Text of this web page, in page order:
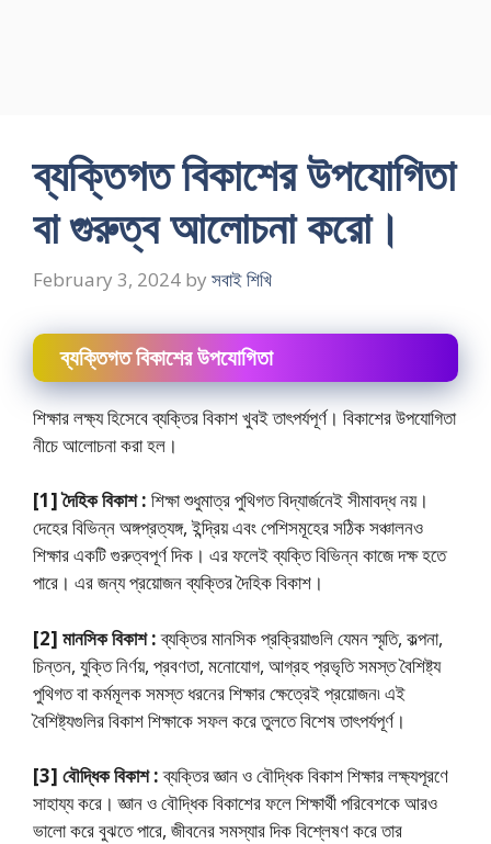
ব্যক্তিগত বিকাশের উপযােগিতা
বা গুরুত্ব আলােচনা করাে।
February 3, 2024 by সবাই শিখি
ব্যক্তিগত বিকাশের উপযােগিতা
শিক্ষার লক্ষ্য হিসেবে ব্যক্তির বিকাশ খুবই তাৎপর্যপূর্ণ। বিকাশের উপযােগিতা
নীচে আলােচনা করা হল।
[1] দৈহিক বিকাশ : শিক্ষা শুধুমাত্র পুথিগত বিদ্যার্জনেই সীমাবদ্ধ নয়।
দেহের বিভিন্ন অঙ্গপ্রত্যঙ্গ, ইন্দ্রিয় এবং পেশিসমূহের সঠিক সঞ্চালনও
শিক্ষার একটি গুরুত্বপূর্ণ দিক। এর ফলেই ব্যক্তি বিভিন্ন কাজে দক্ষ হতে
পারে। এর জন্য প্রয়ােজন ব্যক্তির দৈহিক বিকাশ।
[2] মানসিক বিকাশ :ব্যক্তির মানসিক প্রক্রিয়াগুলি যেমন স্মৃতি, কল্পনা,
চিন্তন, যুক্তি নির্ণয়, প্রবণতা, মনােযােগ, আগ্রহ প্রভৃতি সমস্ত বৈশিষ্ট্য
পুথিগত বা কর্মমূলক সমস্ত ধরনের শিক্ষার ক্ষেত্রেই প্রয়ােজন৷ এই
বৈশিষ্ট্যগুলির বিকাশ শিক্ষাকে সফল করে তুলতে বিশেষ তাৎপর্যপূর্ণ।
[3] বৌদ্ধিক বিকাশ :ব্যক্তির জ্ঞান ও বৌদ্ধিক বিকাশ শিক্ষার লক্ষ্যপূরণে
সাহায্য করে। জ্ঞান ও বৌদ্ধিক বিকাশের ফলে শিক্ষার্থী পরিবেশকে আরও
ভালাে করে বুঝতে পারে, জীবনের সমস্যার দিক বিশ্লেষণ করে তার